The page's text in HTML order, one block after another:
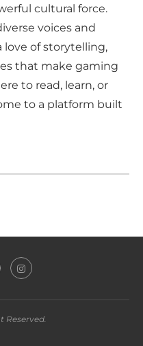
cultural force.
voices and
love of storytelling,
that make gaming
to read, learn, or
to a platform built
Reserved.